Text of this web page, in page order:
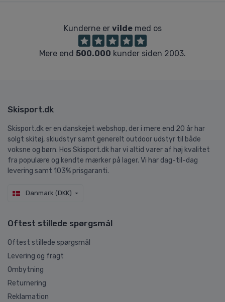
Kunderne er vildemed os
Mere end 500.000 kunder siden 2003.
Skisport.dk
Skisport.dk er en danskejet webshop, der i mere end 20 år har
solgt skitøj, skiudstyr samt generelt outdoor udstyr til både
voksne og børn. Hos Skisport.dk har vi altid varer af høj kvalitet
fra populære og kendte mærker på lager. Vi har dag-til-dag
levering samt 103% prisgaranti.
Danmark (DKK)
Oftest stillede spørgsmål
Oftest stillede spørgsmål
Levering og fragt
Ombytning
Returnering
Reklamation